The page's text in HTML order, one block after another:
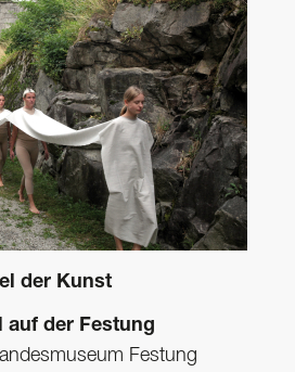
der Kunst
auf der Festung
Festung